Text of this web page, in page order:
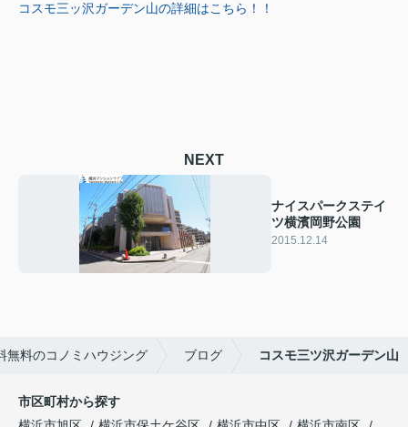
コスモ三ッ沢ガーデン山の詳細はこちら！！
NEXT
ナイスパークステイ
ツ横濱岡野公園
2015.12.14
無料のコノミハウジング ブログ コスモ三ツ沢ガーデン山
市区町村から探す